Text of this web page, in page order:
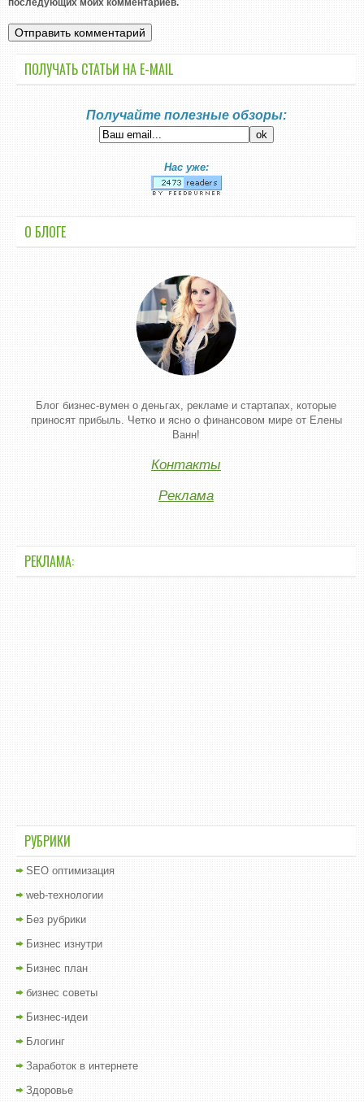
последующих моих комментариев.
ПОЛУЧАТЬ СТАТЬИ НА E-MАIL
Получайте полезные обзоры:
Нас уже:
О БЛОГЕ
Блог бизнес-вумен о деньгах, рекламе и стартапах, которые
приносят прибыль. Четко и ясно о финансовом мире от Елены
Ванн!
Контакты
Реклама
РЕКЛАМА:
РУБРИКИ
SEO оптимизация
web-технологии
Без рубрики
Бизнес изнутри
Бизнес план
бизнес советы
Бизнес-идеи
Блогинг
Заработок в интернете
Здоровье